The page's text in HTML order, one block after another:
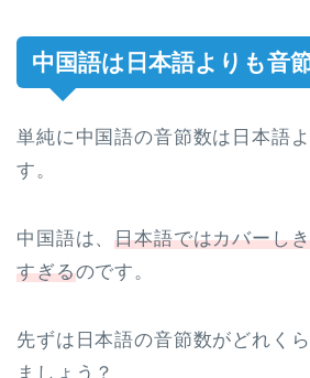
中国語は日本語よりも音
単純に中国語の音節数は日本語
す。
中国語は、日本語ではカバーし
すぎるのです。
先ずは日本語の音節数がどれく
ましょう？